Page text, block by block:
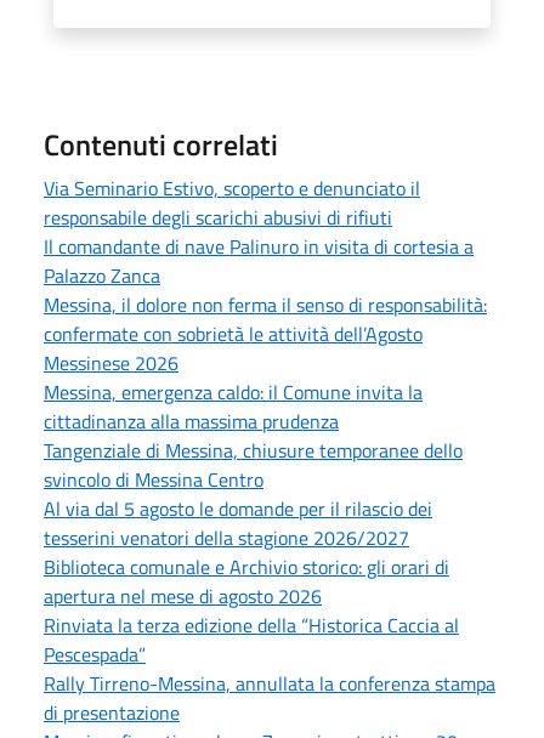
Contenuti correlati
Via Seminario Estivo, scoperto e denunciato il
responsabile degli scarichi abusivi di rifiuti
Il comandante di nave Palinuro in visita di cortesia a
Palazzo Zanca
Messina, il dolore non ferma il senso di responsabilità:
confermate con sobrietà le attività dell’Agosto
Messinese 2026
Messina, emergenza caldo: il Comune invita la
cittadinanza alla massima prudenza
Tangenziale di Messina, chiusure temporanee dello
svincolo di Messina Centro
Al via dal 5 agosto le domande per il rilascio dei
tesserini venatori della stagione 2026/2027
Biblioteca comunale e Archivio storico: gli orari di
apertura nel mese di agosto 2026
Rinviata la terza edizione della “Historica Caccia al
Pescespada”
Rally Tirreno-Messina, annullata la conferenza stampa
di presentazione